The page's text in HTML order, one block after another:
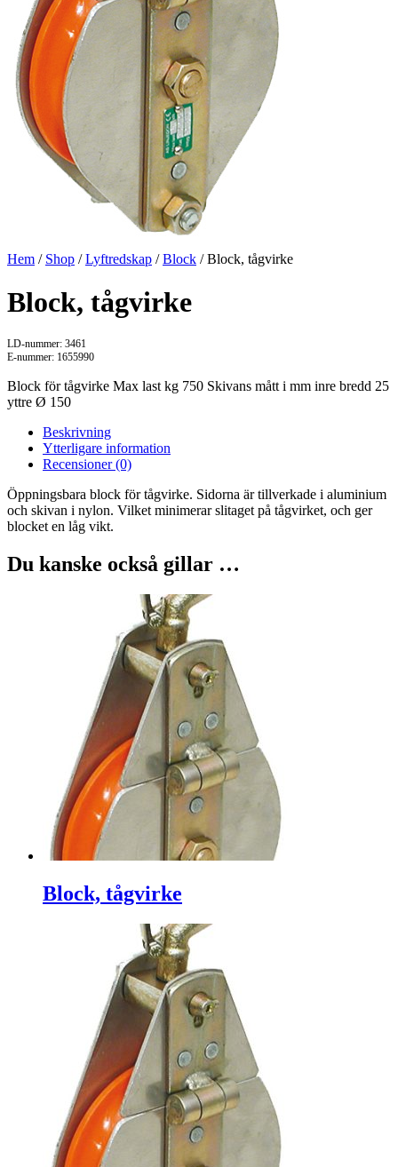
Hem / Shop /Lyftredskap /Block / Block, tågvirke
Block, tågvirke
LD-nummer: 3461
E-nummer: 1655990
Block för tågvirke Max last kg 750 Skivans mått i mm inre bredd 25
yttre Ø 150
Beskrivning
Ytterligare information
Recensioner (0)
Öppningsbara block för tågvirke. Sidorna är tillverkade i aluminium
och skivan i nylon. Vilket minimerar slitaget på tågvirket, och ger
blocket en låg vikt.
Du kanske också gillar …
Block, tågvirke